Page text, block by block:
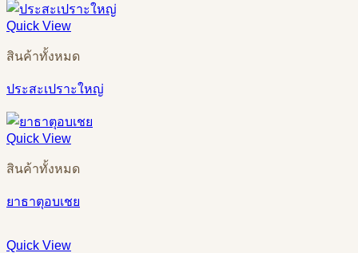
Quick View
สินค้าทั้งหมด
ประสะเปราะใหญ่
Quick View
สินค้าทั้งหมด
ยาธาตุอบเชย
Quick View